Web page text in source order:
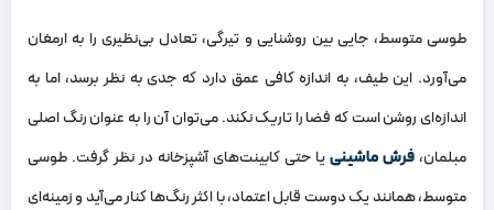
طوسی متوسط، جایی بین روشنایی و تیرگی، تعادل بی‌نظیری را به ارمغان
می‌آورد. این طیف، به اندازه کافی عمق دارد که جدی به نظر برسد، اما به
اندازه‌ای روشن است که فضا را تاریک نکند. می‌توان آن را به عنوان رنگ اصلی
مبلمان،فرش ماشینییا حتی کابینت‌های آشپزخانه در نظر گرفت. طوسی
متوسط، همانند یک دوست قابل اعتماد، با اکثر رنگ‌ها کنار می‌آید و زمینه‌ای